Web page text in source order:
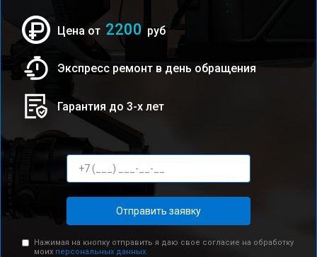
Цена от 2200 руб
Экспресс ремонт в день обращения
Гарантия до 3-х лет
Отправить заявку
Нажимая на кнопку отправить я даю свое согласие на обработку
моих персональных данных.